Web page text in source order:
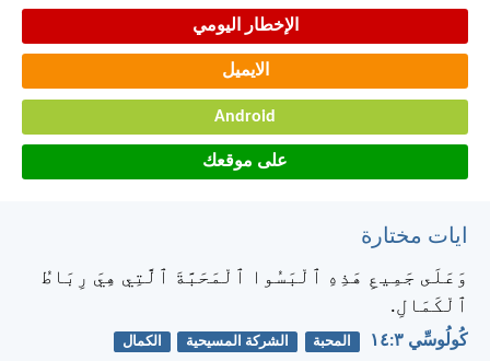
الإخطار اليومي
الايميل
Android
على موقعك
ايات مختارة
وَعَلَى جَمِيعِ هَذِهِ ٱلْبَسُوا ٱلْمَحَبَّةَ ٱلَّتِي هِيَ رِبَاطُ
ٱلْكَمَالِ.
كُولُوسِّي ٣:‏١٤ المحبة الشركة المسيحية الكمال